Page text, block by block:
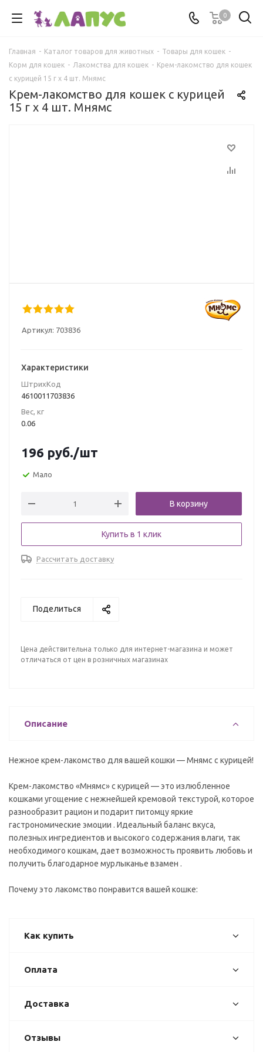
0
Главная - Каталог товаров для животных - Товары для кошек -
Корм для кошек - Лакомства для кошек - Крем-лакомство для кошек
с курицей 15 г х 4 шт. Мнямс
Крем-лакомство для кошек с курицей
15 г х 4 шт. Мнямс
Артикул: 703836
Характеристики
ШтрихКод
4610011703836
Вес, кг
0.06
196 руб./шт
Мало
В корзину
Купить в 1 клик
Рассчитать доставку
Поделиться
Цена действительна только для интернет-магазина и может
отличаться от цен в розничных магазинах
Описание
Нежное крем-лакомство для вашей кошки — Мнямс с курицей!
Крем-лакомство «Мнямс» с курицей — это излюбленное
кошками угощение с нежнейшей кремовой текстурой, которое
разнообразит рацион и подарит питомцу яркие
гастрономические эмоции . Идеальный баланс вкуса,
полезных ингредиентов и высокого содержания влаги, так
необходимого кошкам, дает возможность проявить любовь и
получить благодарное мурлыканье взамен .
Почему это лакомство понравится вашей кошке:
Как купить
Оплата
Доставка
Отзывы